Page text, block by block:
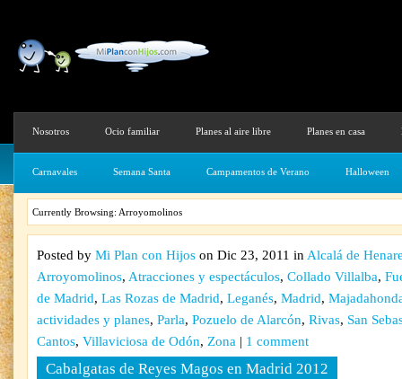
Nosotros Ocio familiar Planes al aire libre Planes en casa
Carnavales Semana Santa Campamentos de Verano Halloween
Currently Browsing: Arroyomolinos
Posted by Mi Plan con Hijos on Dic 23, 2011 in Alcalá de
Arroyomolinos, Atracciones y espectáculos, Collado Villalba,
de Madrid, Las Rozas de Madrid, Leganés, Madrid,
actividades y planes, Parla, Pozuelo de Alarcón, Rivas, San
Cantos, Villaviciosa de Odón, Zona | 1 comment
Cabalgatas de Reyes Magos en Madrid 2012